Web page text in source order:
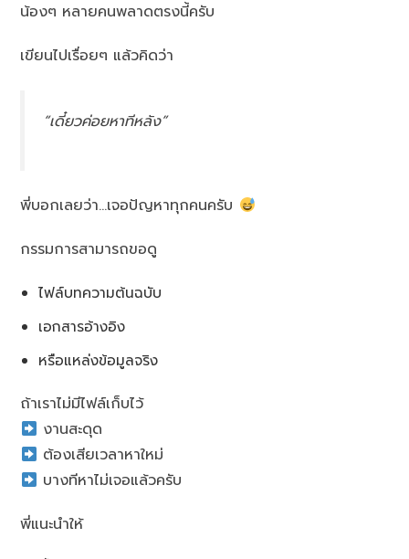
น้องๆ หลายคนพลาดตรงนี้ครับ
เขียนไปเรื่อยๆ แล้วคิดว่า
“เดี๋ยวค่อยหาทีหลัง”
พี่บอกเลยว่า…เจอปัญหาทุกคนครับ
กรรมการสามารถขอดู
ไฟล์บทความต้นฉบับ
เอกสารอ้างอิง
หรือแหล่งข้อมูลจริง
ถ้าเราไม่มีไฟล์เก็บไว้
งานสะดุด
ต้องเสียเวลาหาใหม่
บางทีหาไม่เจอแล้วครับ
พี่แนะนำให้